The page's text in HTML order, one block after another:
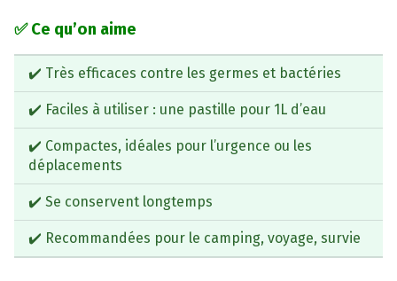
✅ Ce qu’on aime
✔️ Très efficaces contre les germes et bactéries
✔️ Faciles à utiliser : une pastille pour 1L d’eau
✔️ Compactes, idéales pour l’urgence ou les
déplacements
✔️ Se conservent longtemps
✔️ Recommandées pour le camping, voyage, survie